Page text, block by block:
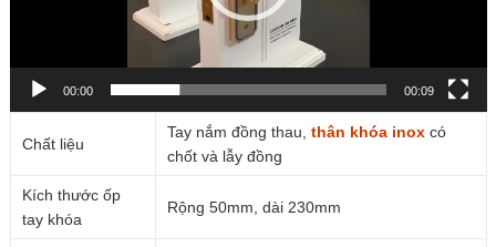
00:00 00:09
Chất liệu
Tay nắm đồng thau, thân khóa inoxcó
chốt và lẫy đồng
Kích thước ốp
tay khóa
Rộng 50mm, dài 230mm